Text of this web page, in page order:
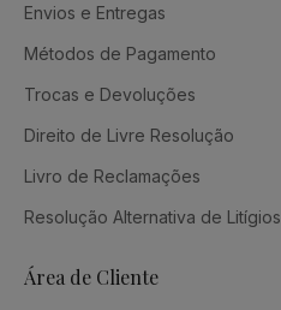
Envios e Entregas
Métodos de Pagamento
Trocas e Devoluções
Direito de Livre Resolução
Livro de Reclamações
Resolução Alternativa de Litígios
Área de Cliente